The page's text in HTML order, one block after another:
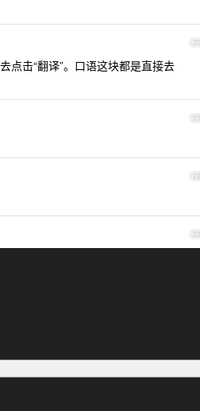
20
点击“翻译”。口语这块都是直接去
21
22
23